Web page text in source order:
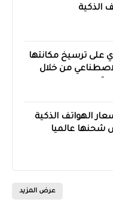
الذكية
على ترسيخ مكانتها
من خلال
الهواتف الذكية
عرض المزيد